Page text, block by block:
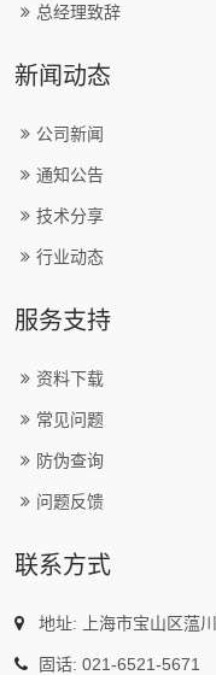
总经理致辞
新闻动态
公司新闻
通知公告
技术分享
行业动态
服务支持
资料下载
常见问题
防伪查询
问题反馈
联系方式
地址: 上海市宝山区蕰
固话: 021-6521-5671